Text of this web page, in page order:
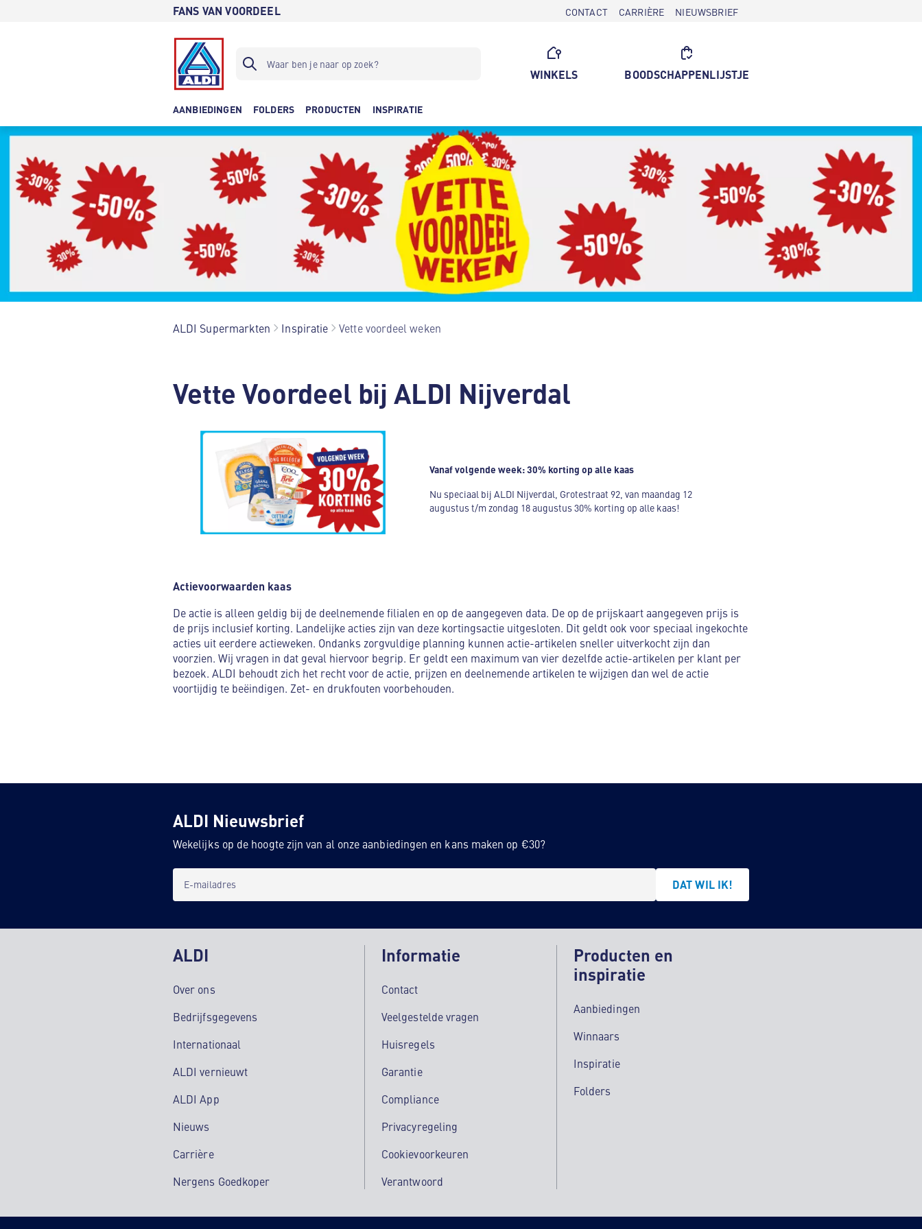
FANS VAN VOORDEEL CONTACT CARRIÈRE NIEUWSBRIEF
WINKELS BOODSCHAPPENLIJSTJE
AANBIEDINGEN FOLDERS PRODUCTEN INSPIRATIE
ALDI Supermarkten Inspiratie Vette voordeel weken
Vette Voordeel bij ALDI Nijverdal
Vanaf volgende week: 30% korting op alle kaas
Nu speciaal bij ALDI Nijverdal, Grotestraat 92, van maandag 12
augustus t/m zondag 18 augustus 30% korting op alle kaas!
Actievoorwaarden kaas
De actie is alleen geldig bij de deelnemende filialen en op de aangegeven data. De op de prijskaart aangegeven prijs is
de prijs inclusief korting. Landelijke acties zijn van deze kortingsactie uitgesloten. Dit geldt ook voor speciaal ingekochte
acties uit eerdere actieweken. Ondanks zorgvuldige planning kunnen actie-artikelen sneller uitverkocht zijn dan
voorzien. Wij vragen in dat geval hiervoor begrip. Er geldt een maximum van vier dezelfde actie-artikelen per klant per
bezoek. ALDI behoudt zich het recht voor de actie, prijzen en deelnemende artikelen te wijzigen dan wel de actie
voortijdig te beëindigen. Zet- en drukfouten voorbehouden.
ALDI Nieuwsbrief
Wekelijks op de hoogte zijn van al onze aanbiedingen en kans maken op €30?
E-mailadres DAT WIL IK!
ALDI
Over ons
Bedrijfsgegevens
Internationaal
ALDI vernieuwt
ALDI App
Nieuws
Carrière
Nergens Goedkoper
Informatie
Contact
Veelgestelde vragen
Huisregels
Garantie
Compliance
Privacyregeling
Cookievoorkeuren
Verantwoord
Producten en
inspiratie
Aanbiedingen
Winnaars
Inspiratie
Folders